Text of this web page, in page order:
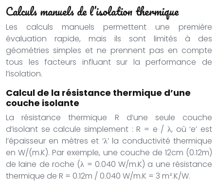
Calculs manuels de l’isolation thermique
Les calculs manuels permettent une première
évaluation rapide, mais ils sont limités à des
géométries simples et ne prennent pas en compte
tous les facteurs influant sur la performance de
l’isolation.
Calcul de la résistance thermique d’une
couche isolante
La résistance thermique R d’une seule couche
d’isolant se calcule simplement : R = e / λ, où ‘e’ est
l’épaisseur en mètres et ‘λ’ la conductivité thermique
en W/(m.K). Par exemple, une couche de 12cm (0.12m)
de laine de roche (λ = 0.040 W/m.K) a une résistance
thermique de R = 0.12m / 0.040 W/m.K = 3 m².K/W.